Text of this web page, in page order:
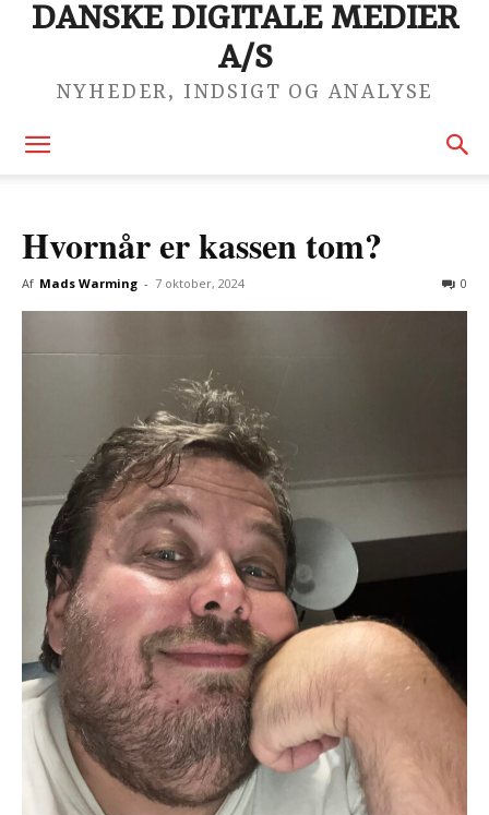
DANSKE DIGITALE MEDIER
A/S
NYHEDER, INDSIGT OG ANALYSE
Hvornår er kassen tom?
Af Mads Warming - 7 oktober, 2024 0